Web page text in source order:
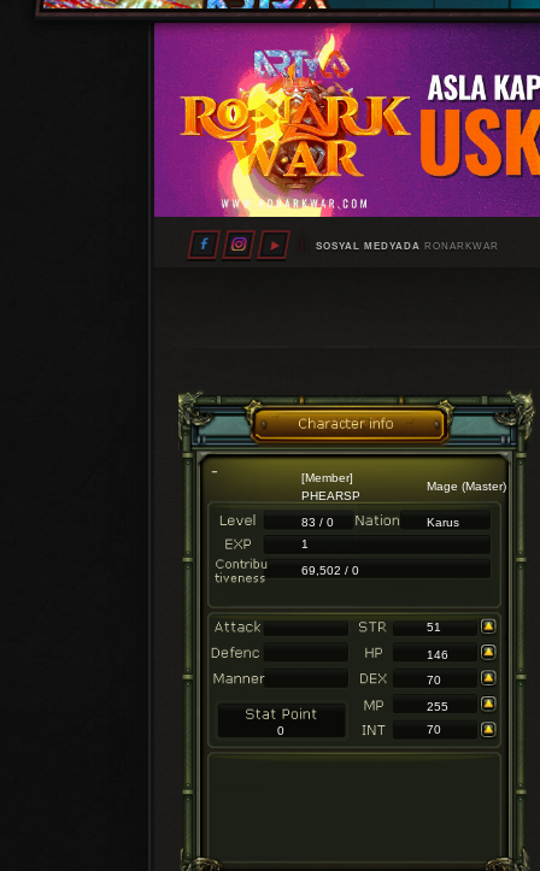
SOSYAL MEDYADA RONARKWAR
[Member]
PHEARSP
Mage (Master)
83 / 0
Karus
1
69,502 / 0
51
146
0
70
255
70